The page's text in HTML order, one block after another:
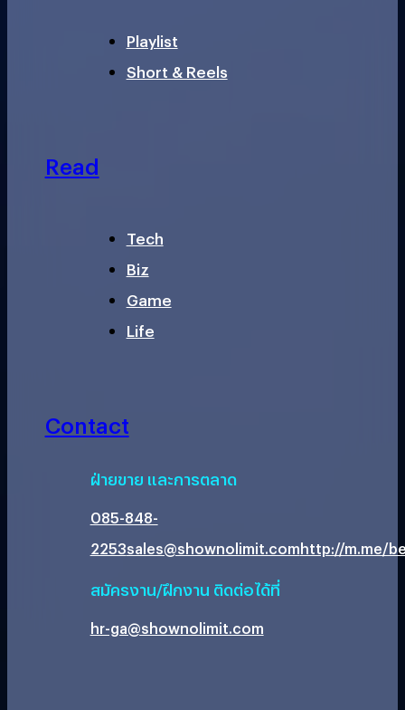
Playlist
Short & Reels
Read
Tech
Biz
Game
Life
Contact
ฝ่ายขาย และการตลาด
085-848-
2253sales@shownolimit.comhttp://m.me/
สมัครงาน/ฝึกงาน ติดต่อได้ที่
hr-ga@shownolimit.com